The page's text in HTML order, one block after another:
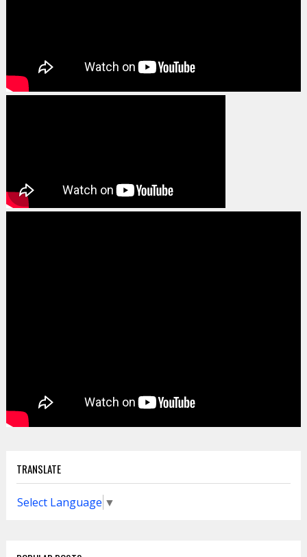
TRANSLATE
Select Language ▼